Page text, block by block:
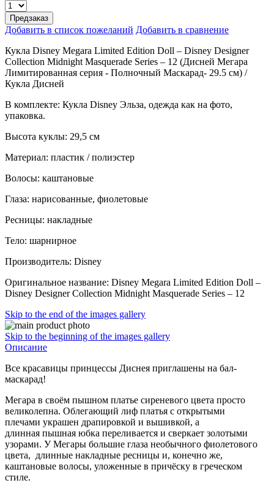
Предзаказ
Добавить в список пожеланий Добавить в сравнение
Кукла Disney Megara Limited Edition Doll – Disney Designer
Collection Midnight Masquerade Series – 12 (Дисней Мегара
Лимитированная серия - Полночный Маскарад- 29.5 см) /
Кукла Дисней
В комплекте: Кукла Disney Эльза, одежда как на фото,
упаковка.
Высота куклы: 29,5 см
Материал: пластик / полиэстер
Волосы: каштановые
Глаза: нарисованные, фиолетовые
Ресницы: накладные
Тело: шарнирное
Производитель: Disney
Оригинальное название: Disney Megara Limited Edition Doll –
Disney Designer Collection Midnight Masquerade Series – 12
Skip to the end of the images gallery
Skip to the beginning of the images gallery
Описание
Все красавицы принцессы Диснея приглашены на бал-
маскарад!
Мегара в своём пышном платье сиреневого цвета просто
великолепна. Облегающий лиф платья с открытыми
плечами украшен драпировкой и вышивкой, а
длинная пышная юбка переливается и сверкает золотыми
узорами. У Мегары большие глаза необычного фиолетового
цвета, длинные накладные ресницы и, конечно же,
каштановые волосы, уложенные в причёску в греческом
стиле.